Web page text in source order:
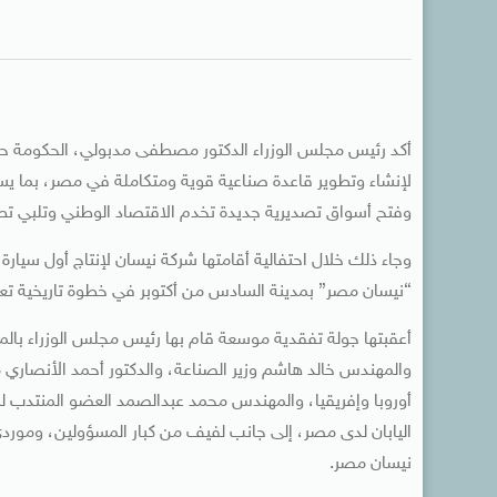
أكد رئيس مجلس الوزراء الدكتور مصطفى مدبولي، الحكومة
لإنشاء وتطوير قاعدة صناعية قوية ومتكاملة في مصر، بما
وفتح أسواق تصديرية جديدة تخدم الاقتصاد الوطني وتلبي
“نيسان مصر” بمدينة السادس من أكتوبر في خطوة تاريخية
أعقبتها جولة تفقدية موسعة قام بها رئيس مجلس الوزراء
والمهندس خالد هاشم وزير الصناعة، والدكتور أحمد
أوروبا وإفريقيا، والمهندس محمد عبدالصمد العضو المنتدب
اليابان لدى مصر، إلى جانب لفيف من كبار المسؤولين،
نيسان مصر.